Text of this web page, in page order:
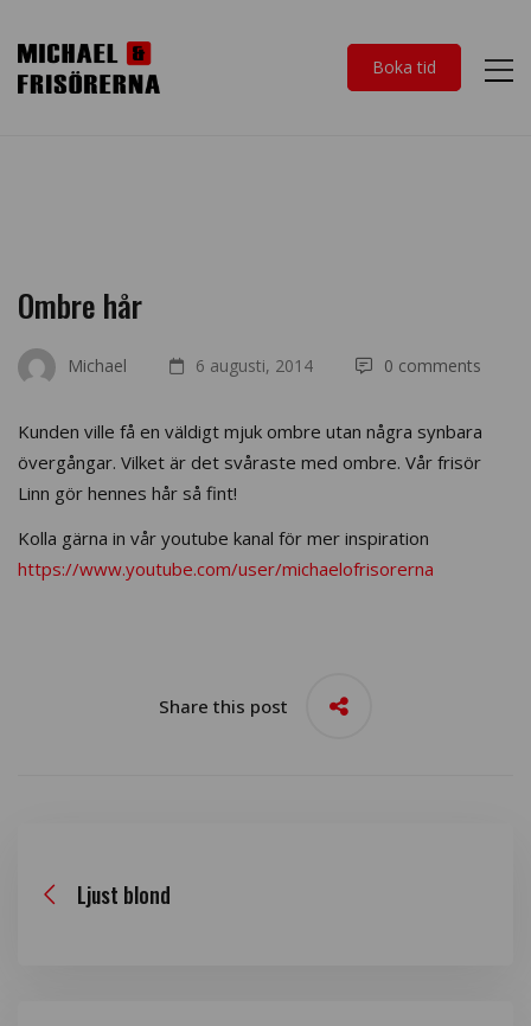
Boka tid
Ombre hår
Michael 6 augusti, 2014 0 comments
Kunden ville få en väldigt mjuk ombre utan några synbara
övergångar. Vilket är det svåraste med ombre. Vår frisör
Linn gör hennes hår så fint!
Kolla gärna in vår youtube kanal för mer inspiration
https://www.youtube.com/user/michaelofrisorerna
Share this post
Ljust blond